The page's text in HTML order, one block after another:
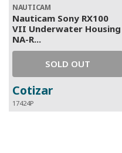
NAUTICAM
Nauticam Sony RX100
VII Underwater Housing
NA-R...
SOLD OUT
Cotizar
17424P